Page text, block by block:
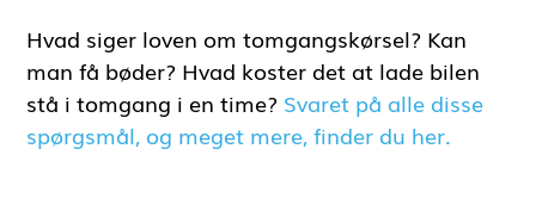
Hvad siger loven om tomgangskørsel? Kan
man få bøder? Hvad koster det at lade bilen
stå i tomgang i en time? Svaret på alle disse
spørgsmål, og meget mere, finder du her.